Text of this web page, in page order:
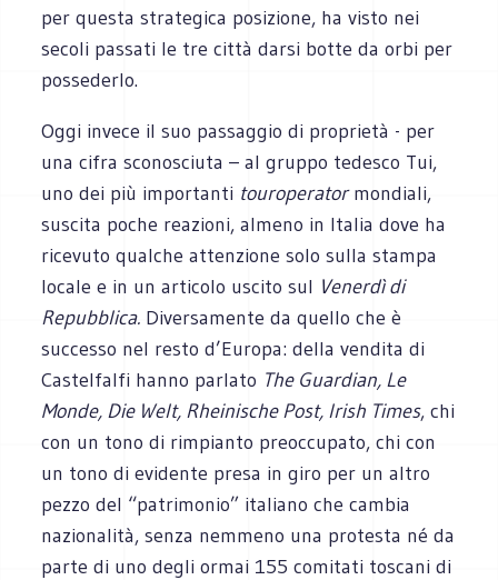
per questa strategica posizione, ha visto nei
secoli passati le tre città darsi botte da orbi per
possederlo.
Oggi invece il suo passaggio di proprietà - per
una cifra sconosciuta – al gruppo tedesco Tui,
uno dei più importanti touroperatormondiali,
suscita poche reazioni, almeno in Italia dove ha
ricevuto qualche attenzione solo sulla stampa
locale e in un articolo uscito sul Venerdì di
Repubblica. Diversamente da quello che è
successo nel resto d’Europa: della vendita di
Castelfalfi hanno parlato The Guardian, Le
Monde, Die Welt, Rheinische Post, Irish Times, chi
con un tono di rimpianto preoccupato, chi con
un tono di evidente presa in giro per un altro
pezzo del “patrimonio” italiano che cambia
nazionalità, senza nemmeno una protesta né da
parte di uno degli ormai 155 comitati toscani di